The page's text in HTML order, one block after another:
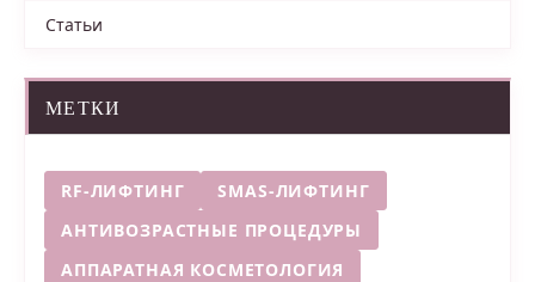
Статьи
МЕТКИ
RF-ЛИФТИНГ
SMAS-ЛИФТИНГ
АНТИВОЗРАСТНЫЕ ПРОЦЕДУРЫ
АППАРАТНАЯ КОСМЕТОЛОГИЯ